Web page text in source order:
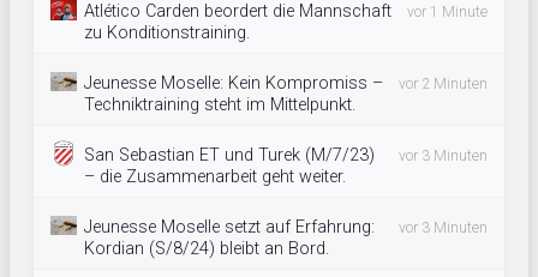
Atlético Carden beordert die Mannschaft
zu Konditionstraining.
vor 1 Minute
Jeunesse Moselle: Kein Kompromiss –
Techniktraining steht im Mittelpunkt.
vor 2 Minuten
San Sebastian ET und Turek (M/7/23)
– die Zusammenarbeit geht weiter.
vor 3 Minuten
Jeunesse Moselle setzt auf Erfahrung:
Kordian (S/8/24) bleibt an Bord.
vor 3 Minuten